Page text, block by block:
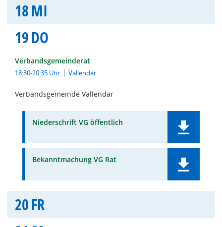
18MI
19DO
Verbandsgemeinderat
18:30-20:35 Uhr Vallendar
Verbandsgemeinde Vallendar
Niederschrift VG öffentlich
Bekanntmachung VG Rat
20FR